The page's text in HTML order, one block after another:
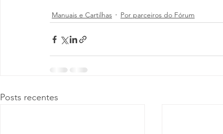
Manuais e Cartilhas Por parceiros do Fórum
Posts recentes